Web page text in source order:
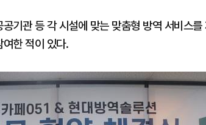
공기관 등 각 시설에 맞는 맞춤형 방역 서비스
한 적이 있다.